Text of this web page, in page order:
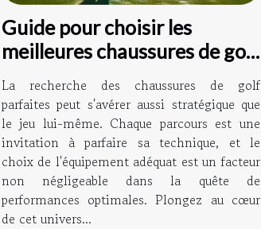
Guide pour choisir les
meilleures chaussures de golf
adaptées à votre style de jeu
La recherche des chaussures de golf
parfaites peut s'avérer aussi stratégique que
le jeu lui-même. Chaque parcours est une
invitation à parfaire sa technique, et le
choix de l'équipement adéquat est un facteur
non négligeable dans la quête de
performances optimales. Plongez au cœur
de cet univers...